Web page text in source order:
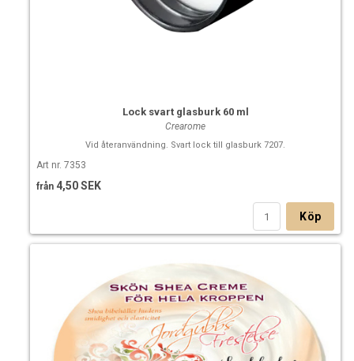
Lock svart glasburk 60 ml
Crearome
Vid återanvändning. Svart lock till glasburk 7207.
Art nr. 7353
från 4,50 SEK
Köp